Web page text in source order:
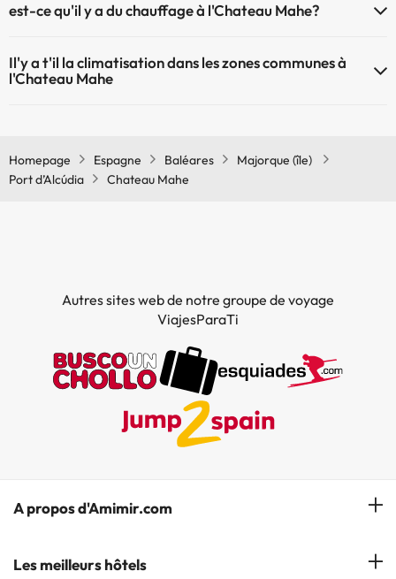
admis.
est-ce qu'il y a du chauffage à l'Chateau Mahe?
Il'y a t'il la climatisation dans les zones communes à
l'Chateau Mahe
Homepage Espagne Baléares
Majorque (île)
Port d’Alcúdia
Chateau Mahe
Autres sites web de notre groupe de voyage
ViajesParaTi
A propos d'Amimir.com
Notre équipe
Les meilleurs hôtels